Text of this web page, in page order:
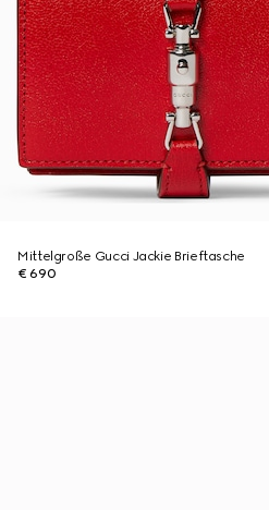
Mittelgroße Gucci Jackie Brieftasche
€ 690